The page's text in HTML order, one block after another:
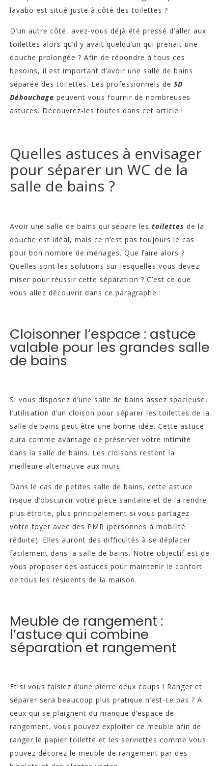
lavabo est situé juste à côté des toilettes ?
D’un autre côté, avez-vous déjà été pressé d’aller aux
toilettes alors qu’il y avait quelqu’un qui prenait une
douche prolongée ? Afin de répondre à tous ces
besoins, il est important d’avoir une salle de bains
séparée des toilettes. Les professionnels de SD
Débouchage peuvent vous fournir de nombreuses
astuces. Découvrez-les toutes dans cet article !
Quelles astuces à envisager
pour séparer un WC de la
salle de bains ?
Avoir une salle de bains qui sépare les toilettes de la
douche est idéal, mais ce n’est pas toujours le cas
pour bon nombre de ménages. Que faire alors ?
Quelles sont les solutions sur lesquelles vous devez
miser pour réussir cette séparation ? C’est ce que
vous allez découvrir dans ce paragraphe :
Cloisonner l’espace : astuce
valable pour les grandes salle
de bains
Si vous disposez d’une salle de bains assez spacieuse,
l’utilisation d’un cloison pour séparer les toilettes de la
salle de bains peut être une bonne idée. Cette astuce
aura comme avantage de préserver votre intimité
dans la salle de bains. Les cloisons restent la
meilleure alternative aux murs.
Dans le cas de petites salle de bains, cette astuce
risque d’obscurcir votre pièce sanitaire et de la rendre
plus étroite, plus principalement si vous partagez
votre foyer avec des PMR (personnes à mobilité
réduite). Elles auront des difficultés à se déplacer
facilement dans la salle de bains. Notre objectif est de
vous proposer des astuces pour maintenir le confort
de tous les résidents de la maison.
Meuble de rangement :
l’astuce qui combine
séparation et rangement
Et si vous faisiez d’une pierre deux coups ! Ranger et
séparer sera beaucoup plus pratique n’est-ce pas ? A
ceux qui se plaignent du manque d’espace de
rangement, vous pouvez exploiter ce meuble afin de
ranger le papier toilette et les serviettes comme vous
pouvez décorez le meuble de rangement par des